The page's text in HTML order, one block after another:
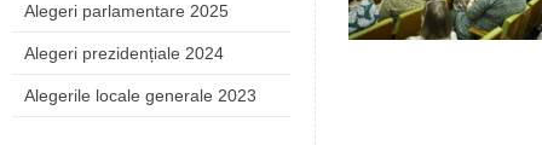
Alegeri parlamentare 2025
Alegeri prezidențiale 2024
Alegerile locale generale 2023